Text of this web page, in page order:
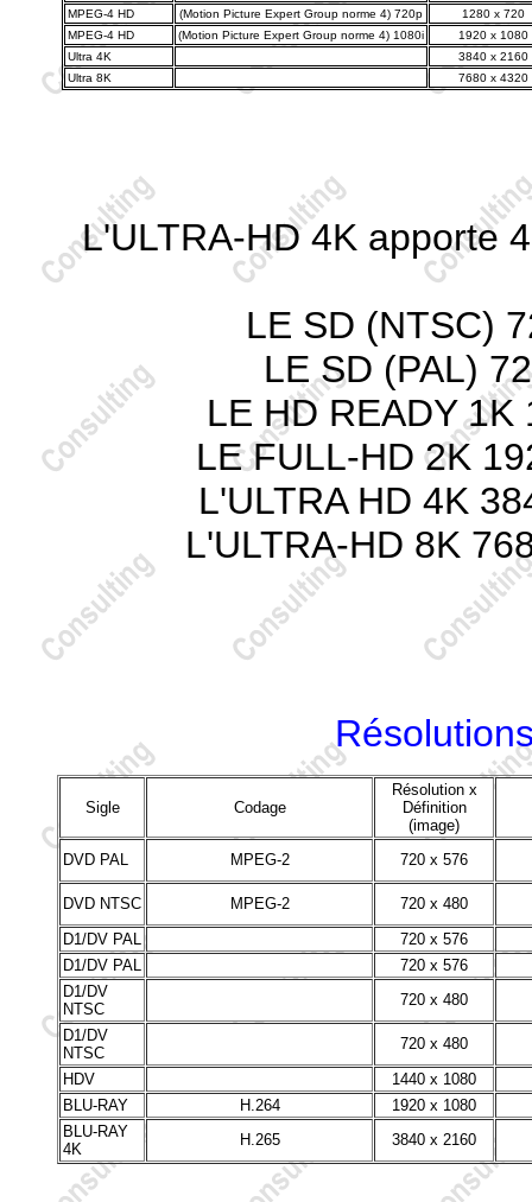
MPEG-4 HD
(Motion Picture Expert Group norme 4) 720p
1280 x 720
MPEG-4 HD
(Motion Picture Expert Group norme 4) 1080i
1920 x 1080
Ultra 4K
3840 x 2160
Ultra 8K
7680 x 4320
L'ULTRA-HD 4K apporte
LE SD (NTSC)
LE SD (PAL)
LE HD READY
LE FULL-HD 2K
L'ULTRA HD 4K
L'ULTRA-HD 8K
Sigle Codage
Résolution x
Définition
(image)
DVD PAL
MPEG-2 720 x 576
DVD NTSC MPEG-2
720 x 480
D1/DV PAL
720 x 576
D1/DV PAL
720 x 576
D1/DV
NTSC
720 x 480
D1/DV
NTSC
720 x 480
HDV
1440 x 1080
BLU-RAY
H.264
1920 x 1080
BLU-RAY
4K
H.265 3840 x 2160